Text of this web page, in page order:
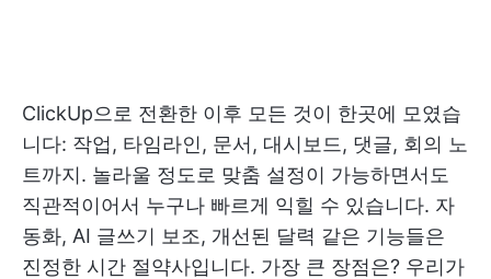
ClickUp으로 전환한 이후 모든 것이 한곳에 모였습
니다: 작업, 타임라인, 문서, 대시보드, 댓글, 회의 노
트까지. 놀라울 정도로 맞춤 설정이 가능하면서도
직관적이어서 누구나 빠르게 익힐 수 있습니다. 자
동화, AI 글쓰기 보조, 개선된 달력 같은 기능들은
진정한 시간 절약사입니다. 가장 큰 장점은? 우리가